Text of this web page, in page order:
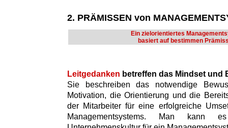
2. PRÄMISSEN von
Ein zielorientiertes
basiert auf bestimmen
Leitgedanken betreffen das Mindset und
Sie beschreiben das notwendige
Motivation, die Orientierung und die
der Mitarbeiter für eine erfolgreiche
Managementsystems. Man kann